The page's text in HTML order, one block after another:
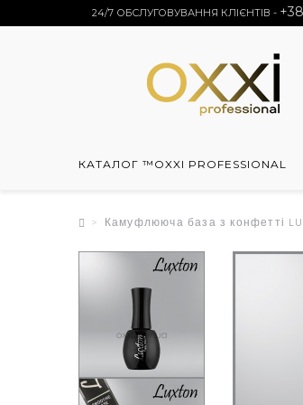
24/7 ОБСЛУГОВУВАННЯ КЛІЄНТІВ -
КАТАЛОГ ™OXXI PROFESSIONAL
Камуфлююча база з конфетті